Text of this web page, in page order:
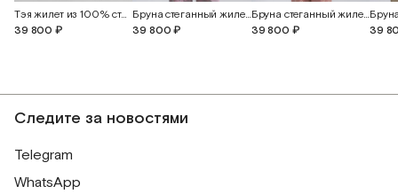
Тэя жилет из 100% стеганного шелка
39 800 ₽
Бруна стеганный жилет из 100% дикого шелка
39 800 ₽
Бруна стеганный жилет из 100% дикого шелка
39 800 ₽
39
Следите за новостями
Telegram
WhatsApp